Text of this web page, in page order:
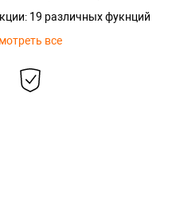
19 различных фукнций
все